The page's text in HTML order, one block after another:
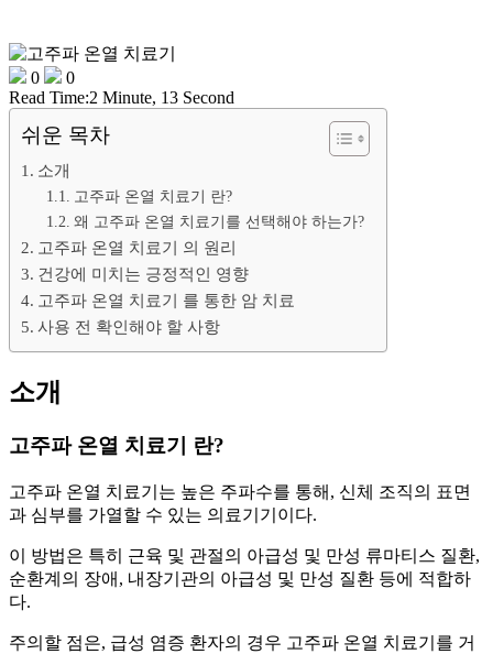
0
0
Read Time:2 Minute, 13 Second
쉬운 목차
소개
고주파 온열 치료기 란?
왜 고주파 온열 치료기를 선택해야 하는가?
고주파 온열 치료기 의 원리
건강에 미치는 긍정적인 영향
고주파 온열 치료기 를 통한 암 치료
사용 전 확인해야 할 사항
소개
고주파 온열 치료기 란?
고주파 온열 치료기는 높은 주파수를 통해, 신체 조직의 표면
과 심부를 가열할 수 있는 의료기기이다.
이 방법은 특히 근육 및 관절의 아급성 및 만성 류마티스 질환,
순환계의 장애, 내장기관의 아급성 및 만성 질환 등에 적합하
다.
주의할 점은, 급성 염증 환자의 경우 고주파 온열 치료기를 거